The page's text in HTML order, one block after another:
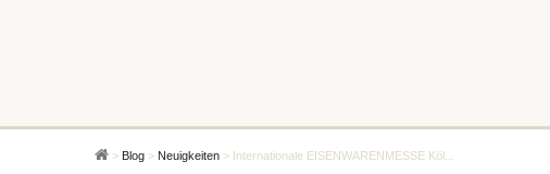
> Blog > Neuigkeiten > Internationale EISENWARENMESSE Köl...